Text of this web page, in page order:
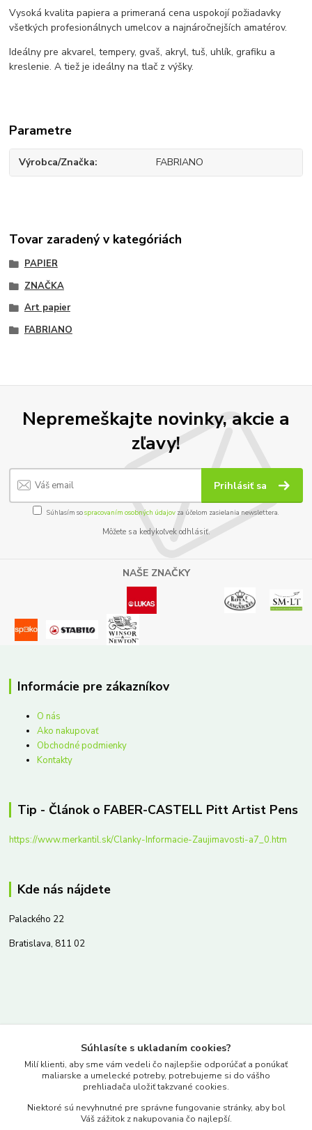
Vysoká kvalita papiera a primeraná cena uspokojí požiadavky
všetkých profesionálnych umelcov a najnáročnejších amatérov.
Ideálny pre akvarel, tempery, gvaš, akryl, tuš, uhlík, grafiku a
kreslenie. A tiež je ideálny na tlač z výšky.
Parametre
Výrobca/Značka FABRIANO
Tovar zaradený v kategóriách
PAPIER
ZNAČKA
Art papier
FABRIANO
Nepremeškajte novinky, akcie a
zľavy!
Prihlásiť sa
Súhlasím sospracovaním osobných údajov za účelom zasielania newslettera.
Môžete sa kedykoľvek odhlásiť.
NAŠE ZNAČKY
Informácie pre zákazníkov
O nás
Ako nakupovať
Obchodné podmienky
Kontakty
Tip - Článok o FABER-CASTELL Pitt Artist Pens
https://www.merkantil.sk/Clanky-Informacie-Zaujimavosti-a7_0.htm
Kde nás nájdete
Palackého 22
Bratislava, 811 02
www.merkantil.sk
Pondelok-Piatok: 9.00-17.00hod.
Súhlasíte s ukladaním cookies?
Milí klienti, aby sme vám vedeli čo najlepšie odporúčať a ponúkať
maliarske a umelecké potreby, potrebujeme si do vášho
prehliadača uložiť takzvané cookies.
Niektoré sú nevyhnutné pre správne fungovanie stránky, aby bol
Váš zážitok z nakupovania čo najlepší.